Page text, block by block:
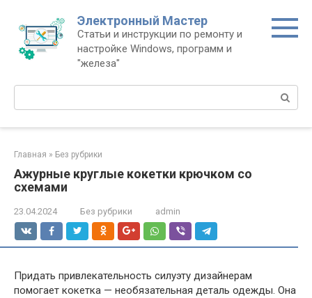
контенту
Электронный Мастер
Статьи и инструкции по ремонту и
настройке Windows, программ и
"железа"
Поиск:
Главная » Без рубрики
Ажурные круглые кокетки крючком со
схемами
23.04.2024 Без рубрики admin
Придать привлекательность силуэту дизайнерам
помогает кокетка — необязательная деталь одежды. Она